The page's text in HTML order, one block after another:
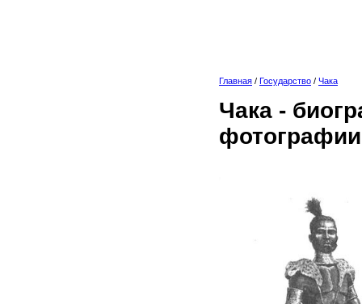
Главная / Государство / Чака
Чака -